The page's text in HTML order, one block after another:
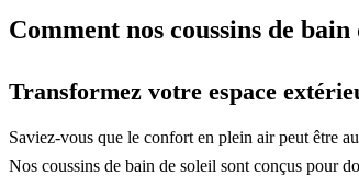
Comment nos coussins de
Transformez votre espace
Saviez-vous que le confort en plein air peut être
Nos coussins de bain de soleil sont conçus pour